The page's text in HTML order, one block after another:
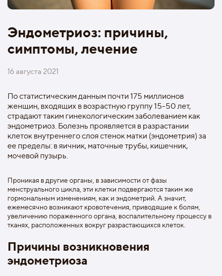
Эндометриоз: причины,
симптомы, лечение
16 августа 2021
По статистическим данным почти 175 миллионов
женщин, входящих в возрастную группу 15-50 лет,
страдают таким гинекологическим заболеванием как
эндометриоз. Болезнь проявляется в разрастании
клеток внутреннего слоя стенок матки (эндометрия) за
ее пределы: в яичник, маточные трубы, кишечник,
мочевой пузырь.
Проникая в другие органы, в зависимости от фазы
менструального цикла, эти клетки подвергаются таким же
гормональным изменениям, как и эндометрий. А значит,
ежемесячно возникают кровотечения, приводящие к болям,
увеличению пораженного органа, воспалительному процессу в
тканях, расположенных вокруг разрастающихся клеток.
Причины возникновения
эндометриоза